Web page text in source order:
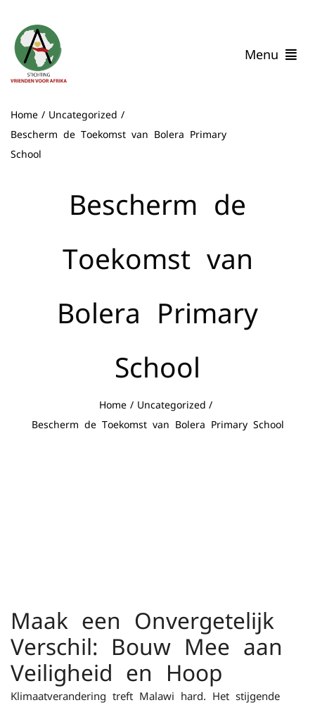
naar
inhoud
Menu
Wie zijn wij
Onze Impact
Home
Uncategorized
Bescherm de Toekomst van Bolera Primary
School
Bescherm de
Toekomst van
Bolera Primary
School
Home
Uncategorized
Bescherm de Toekomst van Bolera Primary School
Maak een Onvergetelijk
Verschil: Bouw Mee aan
Veiligheid en Hoop
Klimaatverandering treft Malawi hard. Het stijgende